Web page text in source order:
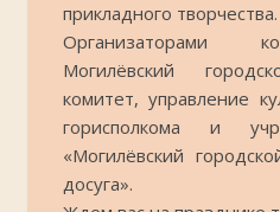
прикладного творчества.
Организаторами
Могилёвский
комитет, управление
горисполкома и
«Могилёвский
досуга».